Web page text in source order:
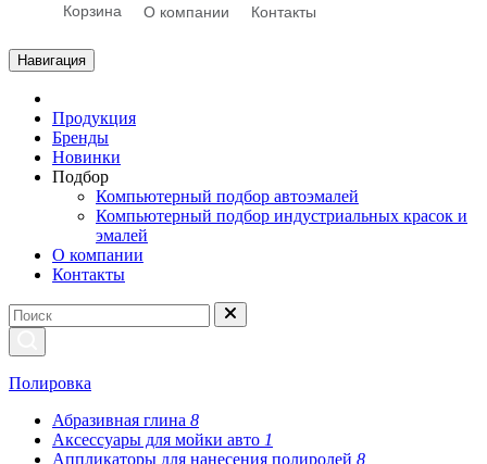
Корзина О компании Контакты
Навигация
Продукция
Бренды
Новинки
Подбор
Компьютерный подбор автоэмалей
Компьютерный подбор индустриальных красок и
эмалей
О компании
Контакты
Полировка
Абразивная глина 8
Аксессуары для мойки авто 1
Аппликаторы для нанесения полиролей 8